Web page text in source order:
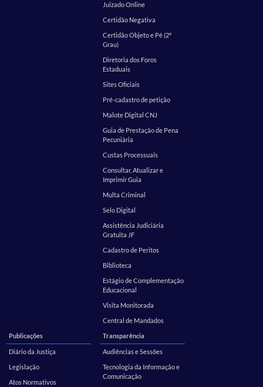
Juizado Online
Certidão Negativa
Certidão Objeto e Pé (2º
Grau)
Diretoria dos Foros
Estaduais
Sites Oficiais
Pré-cadastro de petição
Malote Digital CNJ
Guia de Prestação de Pena
Pecuniária
Custas Processuais
Consultar, Atualizar e
Imprimir Guia
Multa Criminal
Selo Digital
Assistência Judiciária
Gratuita JF
Cadastro de Peritos
Biblioteca
Estágio de Complementação
Educacional
Visita Monitorada
Central de Mandados
Publicações
Diário da Justiça
Legislação
Atos Normativos
Transparência
Audiências e Sessões
Tecnologia da Informação e
Comunicação